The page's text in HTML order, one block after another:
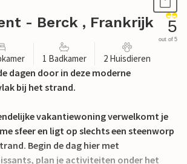
- Berck , Frankrijk 5
out of 5
1 Badkamer 2 Huisdieren
dagen door in deze moderne
bij het strand.
vakantiewoning verwelkomt je
sfeer en ligt op slechts een steenworp
Begin de dag hier met
plan je activiteiten onder het